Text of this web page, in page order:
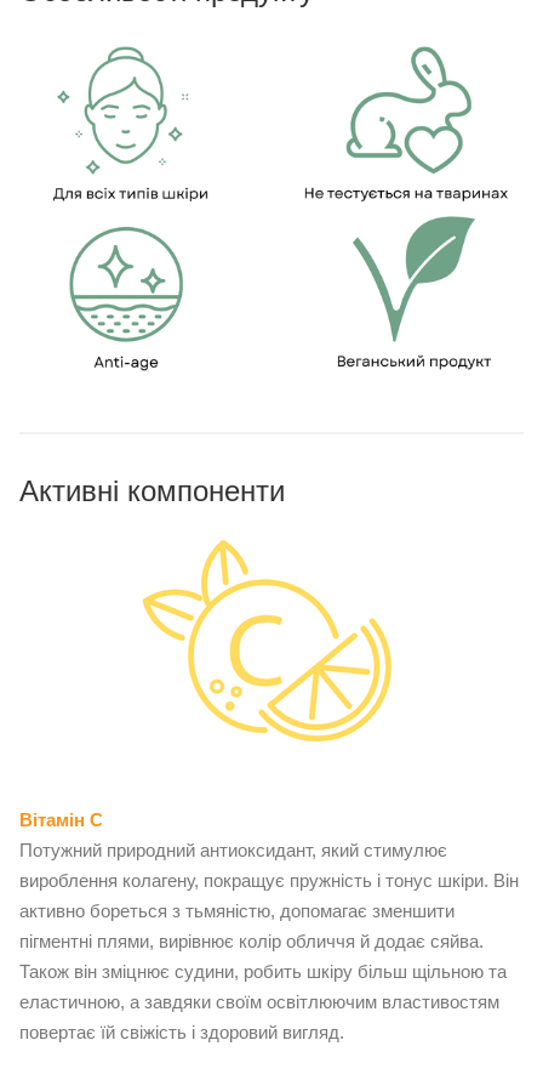
Активні компоненти
Вітамін C
Потужний природний антиоксидант, який стимулює
вироблення колагену, покращує пружність і тонус шкіри. Він
активно бореться з тьмяністю, допомагає зменшити
пігментні плями, вирівнює колір обличчя й додає сяйва.
Також він зміцнює судини, робить шкіру більш щільною та
еластичною, а завдяки своїм освітлюючим властивостям
повертає їй свіжість і здоровий вигляд.